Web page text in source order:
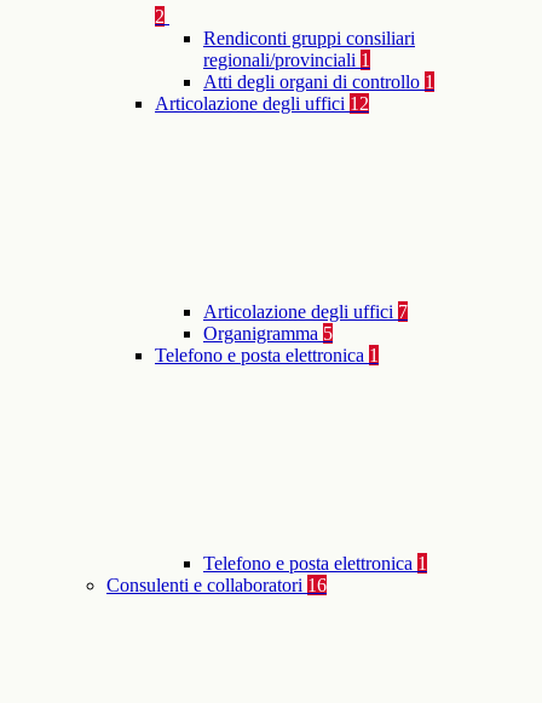
2
Rendiconti gruppi consiliari
regionali/provinciali 1
Atti degli organi di controllo 1
Articolazione degli uffici 12
Articolazione degli uffici 7
Organigramma 5
Telefono e posta elettronica 1
Telefono e posta elettronica 1
Consulenti e collaboratori 16